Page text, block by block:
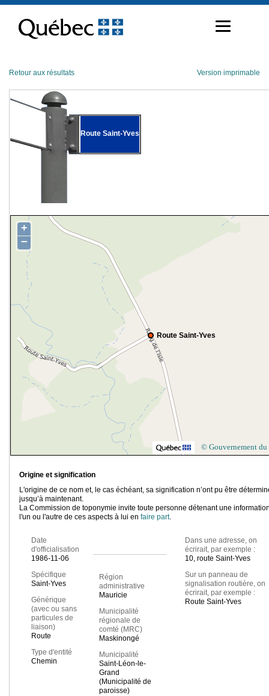
contenu
Retour aux résultats Version imprimable
Route Saint-Yves
Route Saint-Yves
+
−
© Gouvernement du
Origine et signification
L'origine de ce nom et, le cas échéant, sa signification n’ont pu être
jusqu’à maintenant.
La Commission de toponymie invite toute personne détenant une
l'un ou l'autre de ces aspects à lui en faire part.
Date
d'officialisation
1986-11-06
Spécifique
Saint-Yves
Générique
(avec ou sans
particules de
liaison)
Route
Type d'entité
Chemin
Région
administrative
Mauricie
Municipalité
régionale de
comté (MRC)
Maskinongé
Municipalité
Saint-Léon-le-
Grand
(Municipalité de
paroisse)
Dans une adresse, on
écrirait, par exemple :
10, route Saint-Yves
Sur un panneau de
signalisation routière, on
écrirait, par exemple :
Route Saint-Yves